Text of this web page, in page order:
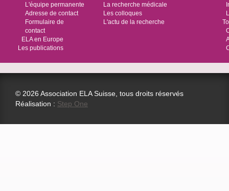
L'équipe permanente
Adresse de contact
Formulaire de
contact
ELA en Europe
Les publications
La recherche médicale
Les colloques
L'actu de la recherche
© 2026 Association ELA Suisse, tous droits réservés
Réalisation : Step One